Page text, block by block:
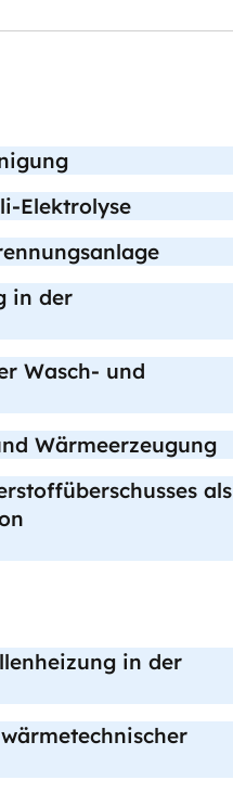
Elektrolyse
in der
Wasch- und
Wärmeerzeugung
als
in der